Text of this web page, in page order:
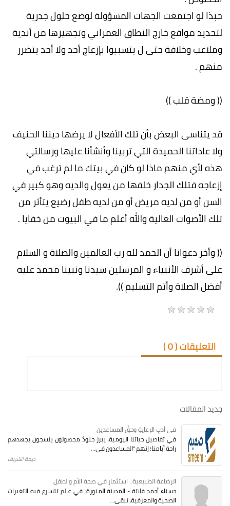
حبذا لو اجتمعت الجهات المسؤولة لوضع حلول جدرية
لتحديد مواقع خارج النطاق العمراني وتجهيزها من أندية
وملاعب وخلافة حتى ل يتسببوا بإزعاج أحد ولا أحد يتضرر
منهم .
(( ومضة قلب ))
قد يتناسى البعض بأن تلك الأفعال لا يرضها ديننا الحنيف
ولا عاداتنا الحميدة التي تربينا وأنشأنا عليها ورسالتي
هذه لأي منهم ماذا لو كان في بيتك ما لم ترغب في
إزعاجه فتلك الجدار خلفها من يعول والديه وهو كبير في
السن أو من لديه مريض أو من لديه طفل رضيع يتأثر من
تلك الأصوات العالية والله أعلم ما في البيوت من خفايا .
(( وأخر دعوانا أن الحمد لله رب العالمين والصلاة و السلام
على أشرف الأنبياء و المرسلين سيدنا ونبينا محمد عليه
أفضل الصلاة وأتم التسليم )).
التعليقات (0
)
جديد المقالات
في أدبِ الرعايةِ وحقِّ المساعدين
في تفاصيل حياتنا اليومية، يبرز جنودٌ مجهولون ينسجون بجهدهم
راحة أيامنا؛ إنهم "المساعدون في...
ديمة الشريف
الرضاعة الطبيعية.. استثمار في صحة الأم والطفل
حسناء أحمد فلاتة - المدينة المنورة: في عالم تتسارع فيه التغيرات
الصحية والمعرفية، تبقى...